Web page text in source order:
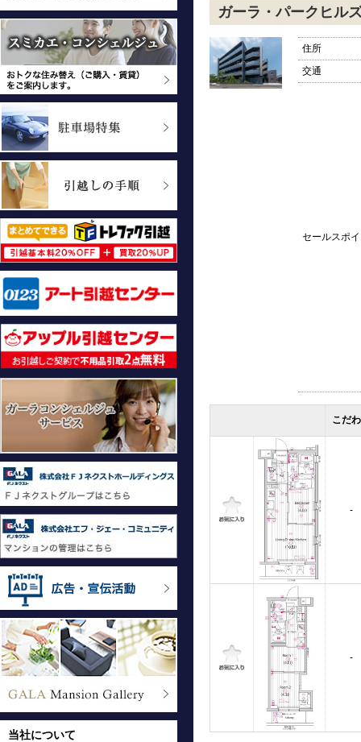
当社について
ガーラ・パークヒル
住所
交通
セールスポ
こだ
-
-